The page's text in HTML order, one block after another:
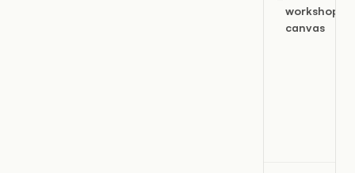
workshop
canvas